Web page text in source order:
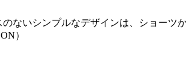
ないシンプルなデザインは、ショー
）